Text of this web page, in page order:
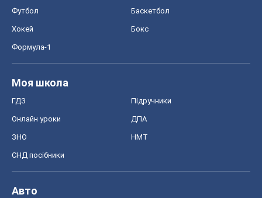
Футбол Баскетбол
Хокей Бокс
Формула-1
Моя школа
ГДЗ Підручники
Онлайн уроки ДПА
ЗНО НМТ
СНД посібники
Авто